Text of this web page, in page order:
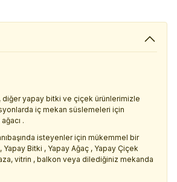
diğer yapay bitki ve çiçek ürünlerimizle
iç mekan süslemeleri için
.
isteyenler için mükemmel bir
Bitki , Yapay Ağaç , Yapay Çiçek
vitrin , balkon veya dilediğiniz mekanda